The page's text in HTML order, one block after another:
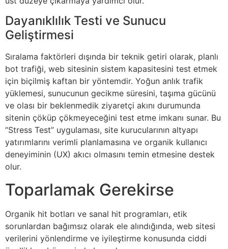
Dayanıklılık Testi ve Sunucu
Geliştirmesi
Sıralama faktörleri dışında bir teknik getiri olarak, planlı
bot trafiği, web sitesinin sistem kapasitesini test etmek
için biçilmiş kaftan bir yöntemdir. Yoğun anlık trafik
yüklemesi, sunucunun gecikme süresini, taşıma gücünü
ve olası bir beklenmedik ziyaretçi akını durumunda
sitenin çöküp çökmeyeceğini test etme imkanı sunar. Bu
“Stress Test” uygulaması, site kurucularının altyapı
yatırımlarını verimli planlamasına ve organik kullanıcı
deneyiminin (UX) akıcı olmasını temin etmesine destek
olur.
Toparlamak Gerekirse
Organik hit botları ve sanal hit programları, etik
sorunlardan bağımsız olarak ele alındığında, web sitesi
verilerini yönlendirme ve iyileştirme konusunda ciddi